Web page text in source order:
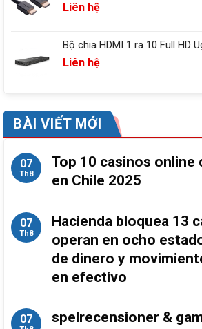
Liên hệ
Bộ chia HDMI 1 ra 10 Full HD
Liên hệ
BÀI VIẾT MỚI
07
Th8
Top 10 casinos online
en Chile 2025
07
Th8
Hacienda bloquea 13
operan en ocho
de dinero y
en efectivo
07 spelrecensioner &